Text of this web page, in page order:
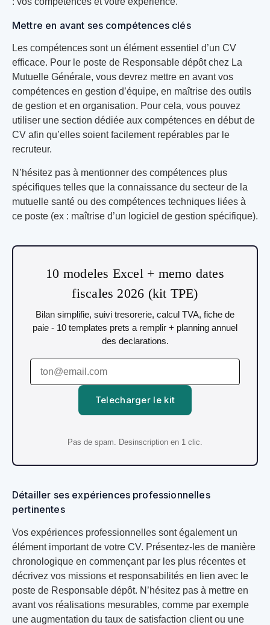
Mettre en avant ses compétences clés
Les compétences sont un élément essentiel d’un CV
efficace. Pour le poste de Responsable dépôt chez La
Mutuelle Générale, vous devrez mettre en avant vos
compétences en gestion d’équipe, en maîtrise des outils
de gestion et en organisation. Pour cela, vous pouvez
utiliser une section dédiée aux compétences en début de
CV afin qu’elles soient facilement repérables par le
recruteur.
N’hésitez pas à mentionner des compétences plus
spécifiques telles que la connaissance du secteur de la
mutuelle santé ou des compétences techniques liées à
ce poste (ex : maîtrise d’un logiciel de gestion spécifique).
10 modeles Excel + memo dates
fiscales 2026 (kit TPE)
Bilan simplifie, suivi tresorerie, calcul TVA, fiche de
paie - 10 templates prets a remplir + planning annuel
des declarations.
Telecharger le kit
Pas de spam. Desinscription en 1 clic.
Détailler ses expériences professionnelles
pertinentes
Vos expériences professionnelles sont également un
élément important de votre CV. Présentez-les de manière
chronologique en commençant par les plus récentes et
décrivez vos missions et responsabilités en lien avec le
poste de Responsable dépôt. N’hésitez pas à mettre en
avant vos réalisations mesurables, comme par exemple
une augmentation du taux de satisfaction client ou une